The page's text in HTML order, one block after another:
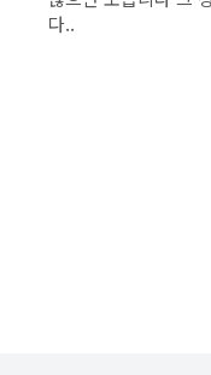
다..